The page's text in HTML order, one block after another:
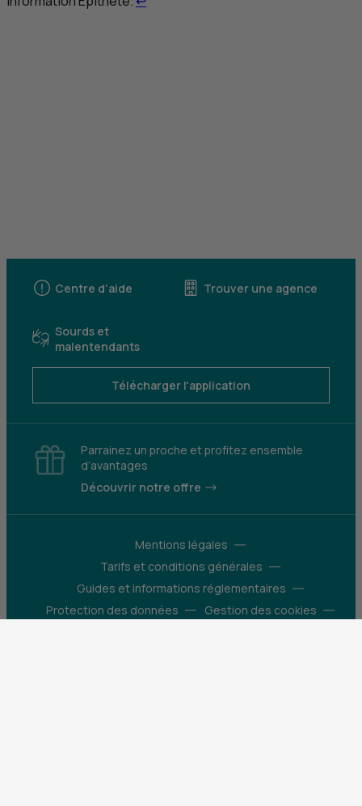
Centre d'aide Trouver une agence
Sourds et
malentendants
Télécharger l'application
Parrainez un proche et profitez ensemble
d’avantages
Découvrir notre offre
Mentions légales
Tarifs et conditions générales
Guides et informations réglementaires
Protection des données
Gestion des cookies